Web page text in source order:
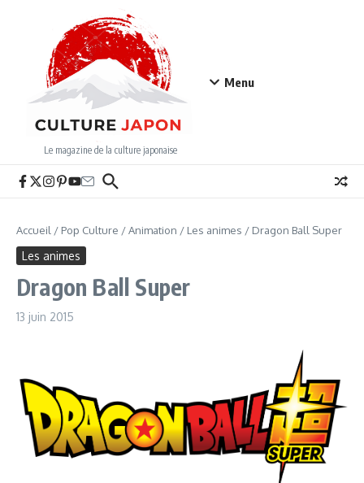
Le magazine de la culture japonaise
Menu
Accueil / Pop Culture /Animation / Les animes / Dragon Ball Super
Les animes
Dragon Ball Super
13 juin 2015